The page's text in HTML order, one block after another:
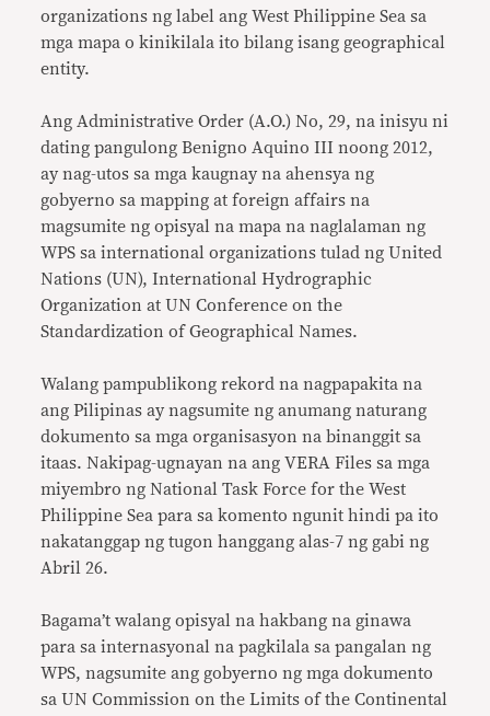
organizations ng label ang West Philippine Sea sa
mga mapa o kinikilala ito bilang isang geographical
entity.
Ang Administrative Order (A.O.) No, 29, na inisyu ni
dating pangulong Benigno Aquino III noong 2012,
ay nag-utos sa mga kaugnay na ahensya ng
gobyerno sa mapping at foreign affairs na
magsumite ng opisyal na mapa na naglalaman ng
WPS sa international organizations tulad ng United
Nations (UN), International Hydrographic
Organization at UN Conference on the
Standardization of Geographical Names.
Walang pampublikong rekord na nagpapakita na
ang Pilipinas ay nagsumite ng anumang naturang
dokumento sa mga organisasyon na binanggit sa
itaas. Nakipag-ugnayan na ang VERA Files sa mga
miyembro ng National Task Force for the West
Philippine Sea para sa komento ngunit hindi pa ito
nakatanggap ng tugon hanggang alas-7 ng gabi ng
Abril 26.
Bagama’t walang opisyal na hakbang na ginawa
para sa internasyonal na pagkilala sa pangalan ng
WPS, nagsumite ang gobyerno ng mga dokumento
sa UN Commission on the Limits of the Continental